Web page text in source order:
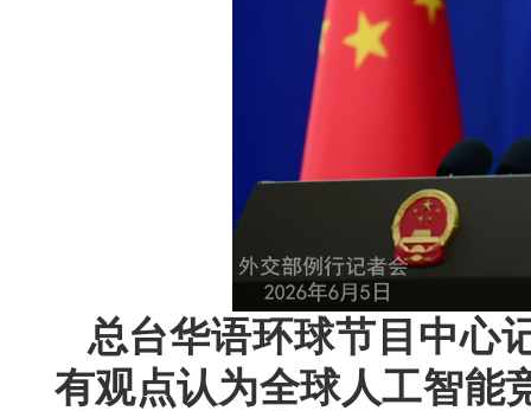
总台华语环球节目中心
有观点认为全球人工智能